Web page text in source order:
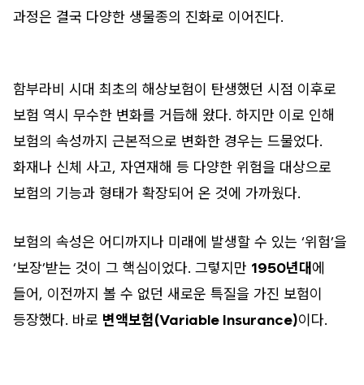
과정은 결국 다양한 생물종의 진화로 이어진다.
함부라비 시대 최초의 해상보험이 탄생했던 시점 이후로
보험 역시 무수한 변화를 거듭해 왔다. 하지만 이로 인해
보험의 속성까지 근본적으로 변화한 경우는 드물었다.
화재나 신체 사고, 자연재해 등 다양한 위험을 대상으로
보험의 기능과 형태가 확장되어 온 것에 가까웠다.
보험의 속성은 어디까지나 미래에 발생할 수 있는 ‘위험’을
‘보장’받는 것이 그 핵심이었다. 그렇지만 1950년대 에
들어, 이전까지 볼 수 없던 새로운 특질을 가진 보험이
등장했다. 바로 변액보험(Variable Insurance)이다.